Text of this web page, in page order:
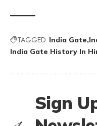
TAGGED: India Gate
India Gate History In
Sign